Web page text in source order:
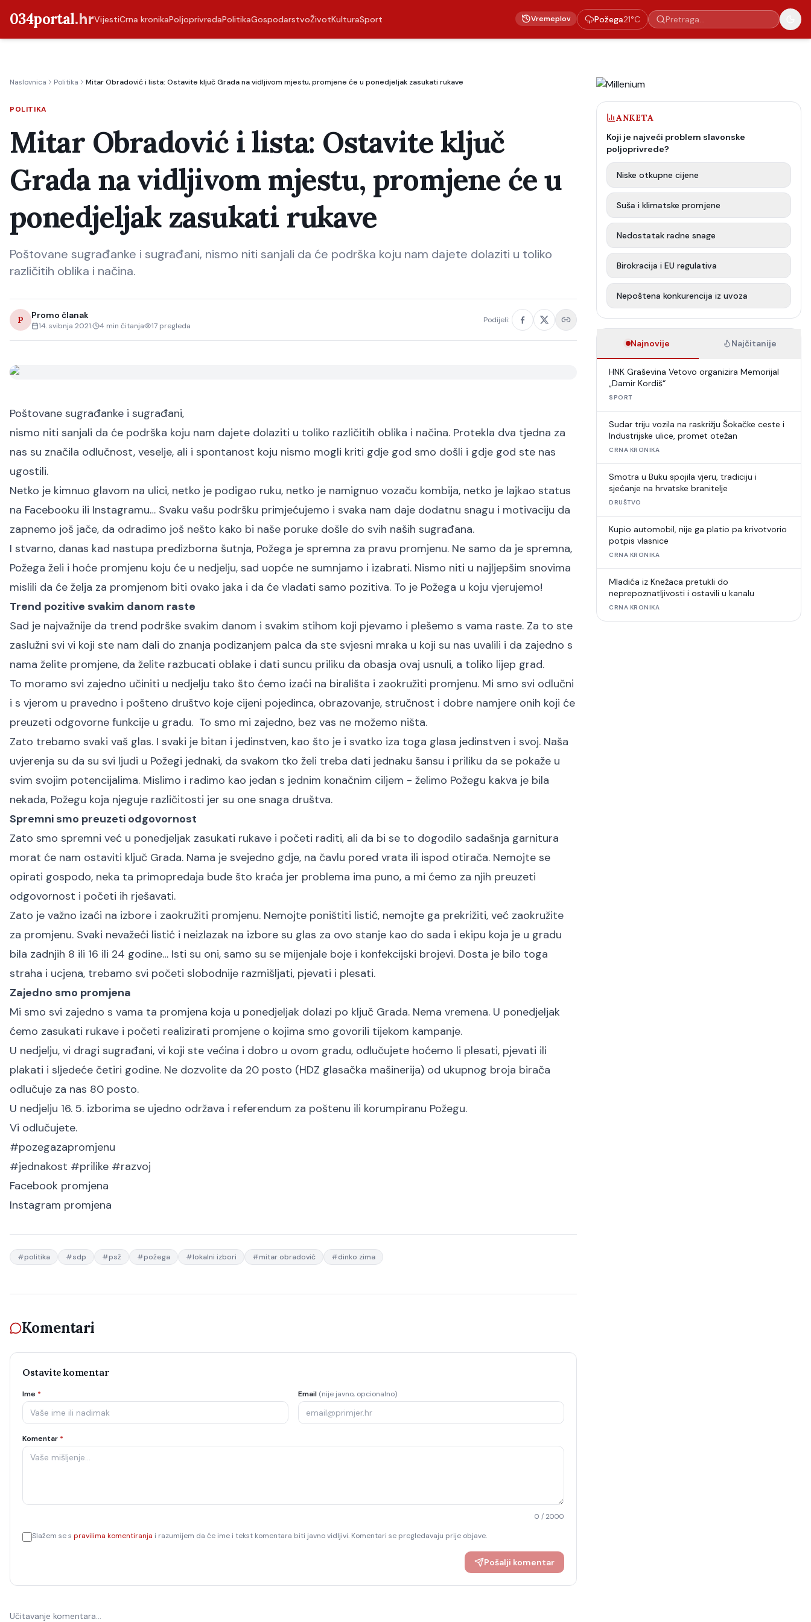
034portal.hrVijestiCrna kronikaPoljoprivredaPolitikaGospodarstvoŽivotKulturaSport Vremeplov Požega21°C
Naslovnica Politika Mitar Obradović i lista: Ostavite ključ Grada na vidljivom mjestu, promjene će u ponedjeljak zasukati rukave
POLITIKA
Mitar Obradović i lista: Ostavite ključ
Grada na vidljivom mjestu, promjene će u
ponedjeljak zasukati rukave
Poštovane sugrađanke i sugrađani, nismo niti sanjali da će podrška koju nam dajete dolaziti u toliko
različitih oblika i načina.
P Promo članak
14. svibnja 2021. 4 min čitanja 17 pregleda
Podijeli:
Poštovane sugrađanke i sugrađani,
nismo niti sanjali da će podrška koju nam dajete dolaziti u toliko različitih oblika i načina. Protekla dva tjedna za
nas su značila odlučnost, veselje, ali i spontanost koju nismo mogli kriti gdje god smo došli i gdje god ste nas
ugostili.
Netko je kimnuo glavom na ulici, netko je podigao ruku, netko je namignuo vozaču kombija, netko je lajkao status
na Facebooku ili Instagramu… Svaku vašu podršku primjećujemo i svaka nam daje dodatnu snagu i motivaciju da
zapnemo još jače, da odradimo još nešto kako bi naše poruke došle do svih naših sugrađana.
I stvarno, danas kad nastupa predizborna šutnja, Požega je spremna za pravu promjenu. Ne samo da je spremna,
Požega želi i hoće promjenu koju će u nedjelju, sad uopće ne sumnjamo i izabrati. Nismo niti u najljepšim snovima
mislili da će želja za promjenom biti ovako jaka i da će vladati samo pozitiva. To je Požega u koju vjerujemo!
Trend pozitive svakim danom raste
Sad je najvažnije da trend podrške svakim danom i svakim stihom koji pjevamo i plešemo s vama raste. Za to ste
zaslužni svi vi koji ste nam dali do znanja podizanjem palca da ste svjesni mraka u koji su nas uvalili i da zajedno s
nama želite promjene, da želite razbucati oblake i dati suncu priliku da obasja ovaj usnuli, a toliko lijep grad.
To moramo svi zajedno učiniti u nedjelju tako što ćemo izaći na birališta i zaokružiti promjenu. Mi smo svi odlučni
i s vjerom u pravedno i pošteno društvo koje cijeni pojedinca, obrazovanje, stručnost i dobre namjere onih koji će
preuzeti odgovorne funkcije u gradu. To smo mi zajedno, bez vas ne možemo ništa.
Zato trebamo svaki vaš glas. I svaki je bitan i jedinstven, kao što je i svatko iza toga glasa jedinstven i svoj. Naša
uvjerenja su da su svi ljudi u Požegi jednaki, da svakom tko želi treba dati jednaku šansu i priliku da se pokaže u
svim svojim potencijalima. Mislimo i radimo kao jedan s jednim konačnim ciljem - želimo Požegu kakva je bila
nekada, Požegu koja njeguje različitosti jer su one snaga društva.
Spremni smo preuzeti odgovornost
Zato smo spremni već u ponedjeljak zasukati rukave i početi raditi, ali da bi se to dogodilo sadašnja garnitura
morat će nam ostaviti ključ Grada. Nama je svejedno gdje, na čavlu pored vrata ili ispod otirača. Nemojte se
opirati gospodo, neka ta primopredaja bude što kraća jer problema ima puno, a mi ćemo za njih preuzeti
odgovornost i početi ih rješavati.
Zato je važno izaći na izbore i zaokružiti promjenu. Nemojte poništiti listić, nemojte ga prekrižiti, već zaokružite
za promjenu. Svaki nevažeći listić i neizlazak na izbore su glas za ovo stanje kao do sada i ekipu koja je u gradu
bila zadnjih 8 ili 16 ili 24 godine… Isti su oni, samo su se mijenjale boje i konfekcijski brojevi. Dosta je bilo toga
straha i ucjena, trebamo svi početi slobodnije razmišljati, pjevati i plesati.
Zajedno smo promjena
Mi smo svi zajedno s vama ta promjena koja u ponedjeljak dolazi po ključ Grada. Nema vremena. U ponedjeljak
ćemo zasukati rukave i početi realizirati promjene o kojima smo govorili tijekom kampanje.
U nedjelju, vi dragi sugrađani, vi koji ste većina i dobro u ovom gradu, odlučujete hoćemo li plesati, pjevati ili
plakati i sljedeće četiri godine. Ne dozvolite da 20 posto (HDZ glasačka mašinerija) od ukupnog broja birača
odlučuje za nas 80 posto.
U nedjelju 16. 5. izborima se ujedno održava i referendum za poštenu ili korumpiranu Požegu.
Vi odlučujete.
#pozegazapromjenu
#jednakost #prilike #razvoj
Facebook promjena
Instagram promjena
#politika #sdp #psž #požega #lokalni izbori #mitar obradović #dinko zima
Komentari
Ostavite komentar
Ime * Email (nije javno, opcionalno)
Komentar *
0 / 2000
Slažem se s pravilima komentiranja i razumijem da će ime i tekst komentara biti javno vidljivi. Komentari se pregledavaju prije objave.
Pošalji komentar
Učitavanje komentara…
ANKETA
Koji je najveći problem slavonske
poljoprivrede?
Niske otkupne cijene
Suša i klimatske promjene
Nedostatak radne snage
Birokracija i EU regulativa
Nepoštena konkurencija iz uvoza
Najnovije Najčitanije
HNK Graševina Vetovo organizira Memorijal
„Damir Kordiš“
SPORT
Sudar triju vozila na raskrižju Šokačke ceste i
Industrijske ulice, promet otežan
CRNA KRONIKA
Smotra u Buku spojila vjeru, tradiciju i
sjećanje na hrvatske branitelje
DRUŠTVO
Kupio automobil, nije ga platio pa krivotvorio
potpis vlasnice
CRNA KRONIKA
Mladića iz Knežaca pretukli do
neprepoznatljivosti i ostavili u kanalu
CRNA KRONIKA